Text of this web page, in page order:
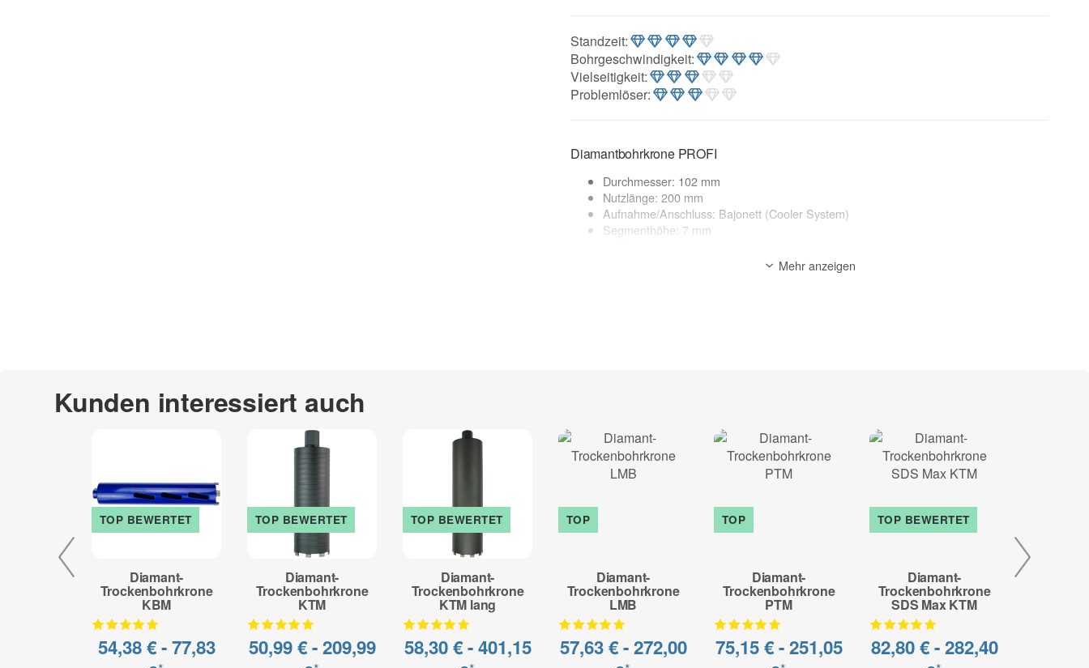
Standzeit:
Bohrgeschwindigkeit:
Vielseitigkeit:
Problemlöser:
Diamantbohrkrone PROFI
Durchmesser: 102 mm
Nutzlänge: 200 mm
Aufnahme/Anschluss: Bajonett (Cooler System)
Segmenthöhe: 7 mm
Mehr anzeigen
Kunden interessiert auch
TOP BEWERTET
Diamant-
Trockenbohrkrone
KBM
54,38 € -77,83
TOP BEWERTET
Diamant-
Trockenbohrkrone
KTM
50,99 € -209,99
TOP BEWERTET
Diamant-
Trockenbohrkrone
KTM lang
58,30 € -401,15
TOP
Diamant-
Trockenbohrkrone
LMB
57,63 € -272,00
TOP
Diamant-
Trockenbohrkrone
PTM
75,15 € -251,05
TOP BEWERTET
Diamant-
Trockenbohrkrone
SDS Max KTM
82,80 € -282,40